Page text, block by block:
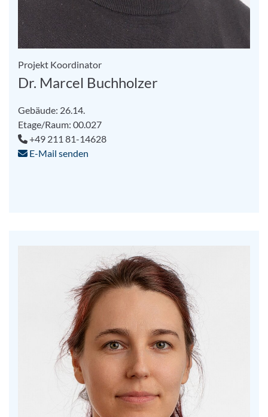
Projekt Koordinator
Dr. Marcel Buchholzer
Gebäude: 26.14.
Etage/Raum: 00.027
+49 211 81-14628
E-Mail senden